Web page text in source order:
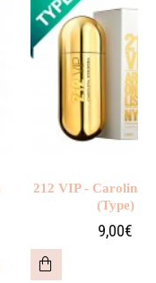
212 VIP - Carolina
(Type)
9,00€